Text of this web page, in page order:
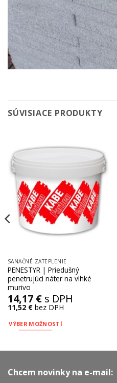
SÚVISIACE PRODUKTY
SANAČNÉ ZATEPLENIE
PENESTYR | Priedušný
penetrujúci náter na vlhké
murivo
14,17 €s DPH
11,52 €bez DPH
VÝBER MOŽNOSTÍ
viacero
Chcem novinky na e-mail: